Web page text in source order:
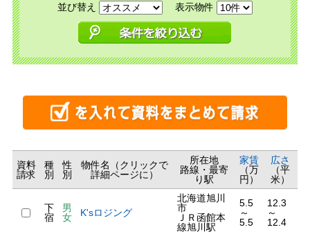
並び替え 表示物件
資料
請求
種
別
性
別
物件名（クリックで
詳細ページに）
所在地
路線・最寄
り駅
家賃
（万
円）
広さ
（平
米）
下
宿
男
女
K'sロジング
北海道旭川
市
ＪＲ函館本
線旭川駅
5.5
～
5.5
12.3
～
12.4